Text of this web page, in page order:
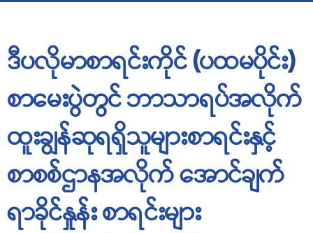
ဒီပလိုမာစာရင်းကိုင် (ပထမပိုင်း)
စာမေးပွဲတွင် ဘာသာရပ်အလိုက်
ထူးချွန်ဆုရရှိသူများစာရင်းနှင့်
စာစစ်ဌာနအလိုက် အောင်ချက်
ရာခိုင်နှုန်း စာရင်းများ